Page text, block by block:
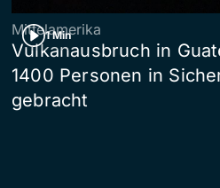
1 Min
Mittelamerika
Vulkanausbruch in
1400 Personen in
gebracht